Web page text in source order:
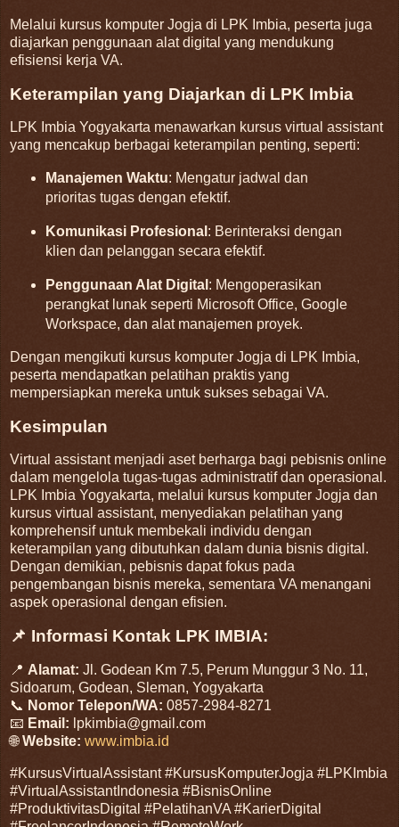
Melalui kursus komputer Jogja di LPK Imbia, peserta juga
diajarkan penggunaan alat digital yang mendukung
efisiensi kerja VA.
Keterampilan yang Diajarkan di LPK Imbia
LPK Imbia Yogyakarta menawarkan kursus virtual assistant
yang mencakup berbagai keterampilan penting, seperti:
Manajemen Waktu: Mengatur jadwal dan
prioritas tugas dengan efektif.
Komunikasi Profesional : Berinteraksi dengan
klien dan pelanggan secara efektif.
Penggunaan Alat Digital : Mengoperasikan
perangkat lunak seperti Microsoft Office, Google
Workspace, dan alat manajemen proyek.
Dengan mengikuti kursus komputer Jogja di LPK Imbia,
peserta mendapatkan pelatihan praktis yang
mempersiapkan mereka untuk sukses sebagai VA.
Kesimpulan
Virtual assistant menjadi aset berharga bagi pebisnis online
dalam mengelola tugas-tugas administratif dan operasional.
LPK Imbia Yogyakarta, melalui kursus komputer Jogja dan
kursus virtual assistant, menyediakan pelatihan yang
komprehensif untuk membekali individu dengan
keterampilan yang dibutuhkan dalam dunia bisnis digital.
Dengan demikian, pebisnis dapat fokus pada
pengembangan bisnis mereka, sementara VA menangani
aspek operasional dengan efisien.
📌 Informasi Kontak LPK IMBIA:
📍 Alamat: Jl. Godean Km 7.5, Perum Munggur 3 No. 11,
Sidoarum, Godean, Sleman, Yogyakarta
📞 Nomor Telepon/WA: 0857-2984-8271
📧 Email: lpkimbia@gmail.com
🌐Website: www.imbia.id
#KursusVirtualAssistant #KursusKomputerJogja #LPKImbia
#VirtualAssistantIndonesia #BisnisOnline
#ProduktivitasDigital #PelatihanVA #KarierDigital